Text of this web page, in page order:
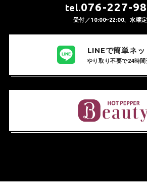
tel.076-227-
受付／10:00~22:00、水曜
LINEで簡単ネッ
やり取り不要で24時間